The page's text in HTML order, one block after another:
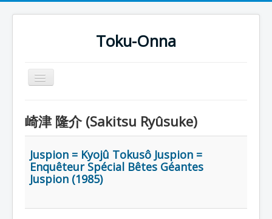
Toku-Onna
Basculer
la
Toku-Actrices
Toku-Critiques
Séries
COSAA
崎津 隆介 (Sakitsu Ryûsuke)
Juspion = Kyojû Tokusô Juspion =
Enquêteur Spécial Bêtes Géantes
Juspion (1985)